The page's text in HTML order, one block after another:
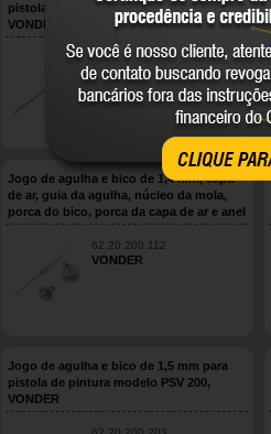
CLIQUE
pistola de pintura modelo PSV 200,
VONDER
62.20.200.204
VONDER
Jogo de agulha e bico de 1,4 mm, capa
de ar, guia da agulha, núcleo da mola,
porca do bico, porca da capa de ar e anel
da capa de ar para pistola de pintura
modelo, PSV 100 VONDER
62.20.200.112
VONDER
Jogo de agulha e bico de 1,5 mm para
pistola de pintura modelo PSV 200,
VONDER